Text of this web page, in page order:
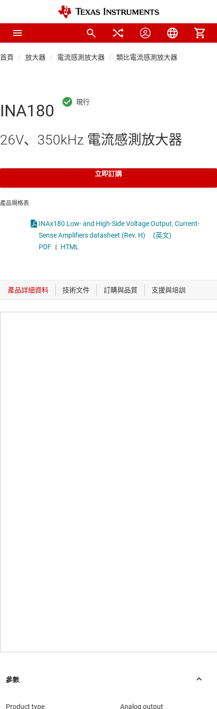
首頁 放大器 電流感測放大器 類比電流感測放大器
INA180
26V、350kHz 電流感測放大器
立即訂購
產品規格表
INAx180 Low- and High-Side Voltage Output, Current-
Sense Amplifiers datasheet (Rev. H)
(英文)
PDF | HTML
Product type Analog output